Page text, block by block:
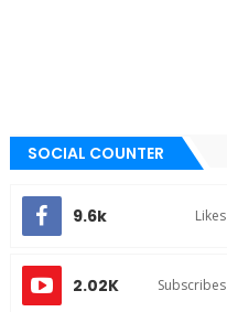
SOCIAL COUNTER
9.6k Likes
2.02K Subscribes